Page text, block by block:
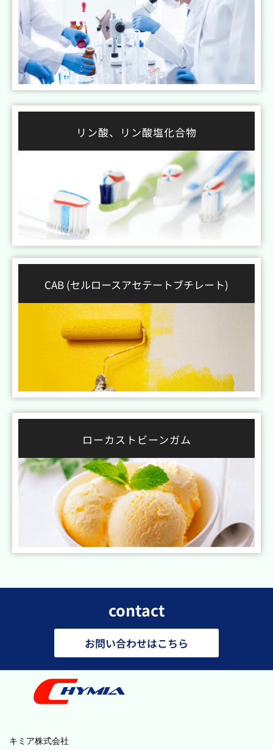
リン酸、リン酸塩化合物
CAB (セルロースアセテートブチレート)
ローカストビーンガム
contact
お問い合わせはこちら
キミア株式会社